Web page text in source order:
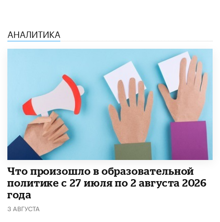
АНАЛИТИКА
​Что произошло в образовательной
политике с 27 июля по 2 августа 2026
года
3 АВГУСТА